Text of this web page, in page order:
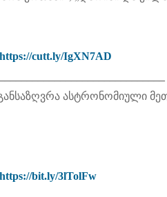
https://cutt.ly/IgXN7AD
განსაზღვრა ასტრონომიული
https://bit.ly/3lTolFw